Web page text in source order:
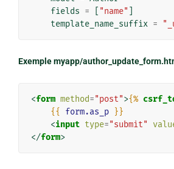
fields = "name"
template_name_suffix =
Exemple myapp/
<form method="post">{%
{{
form.as_p
}}
<input type="submit"
</form>